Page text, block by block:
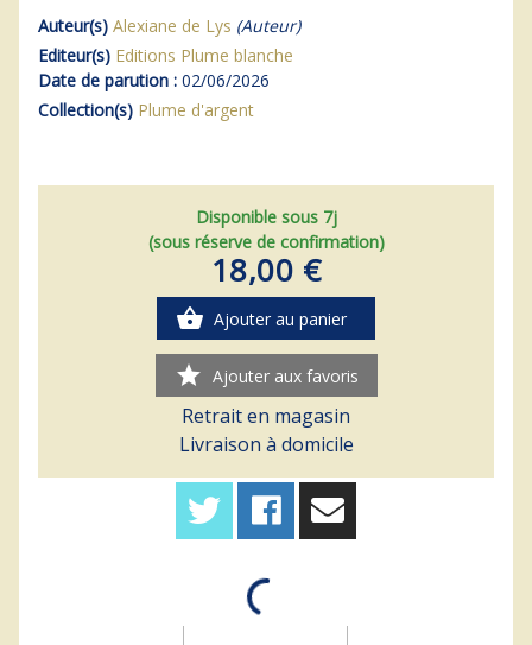
Auteur(s) Alexiane de Lys (Auteur)
Editeur(s) Editions Plume blanche
Date de parution : 02/06/2026
Collection(s) Plume d'argent
Disponible sous 7j
(sous réserve de confirmation)
18,00 €
shopping_basket Ajouter au panier
star Ajouter aux favoris
Retrait en magasin
Livraison à domicile